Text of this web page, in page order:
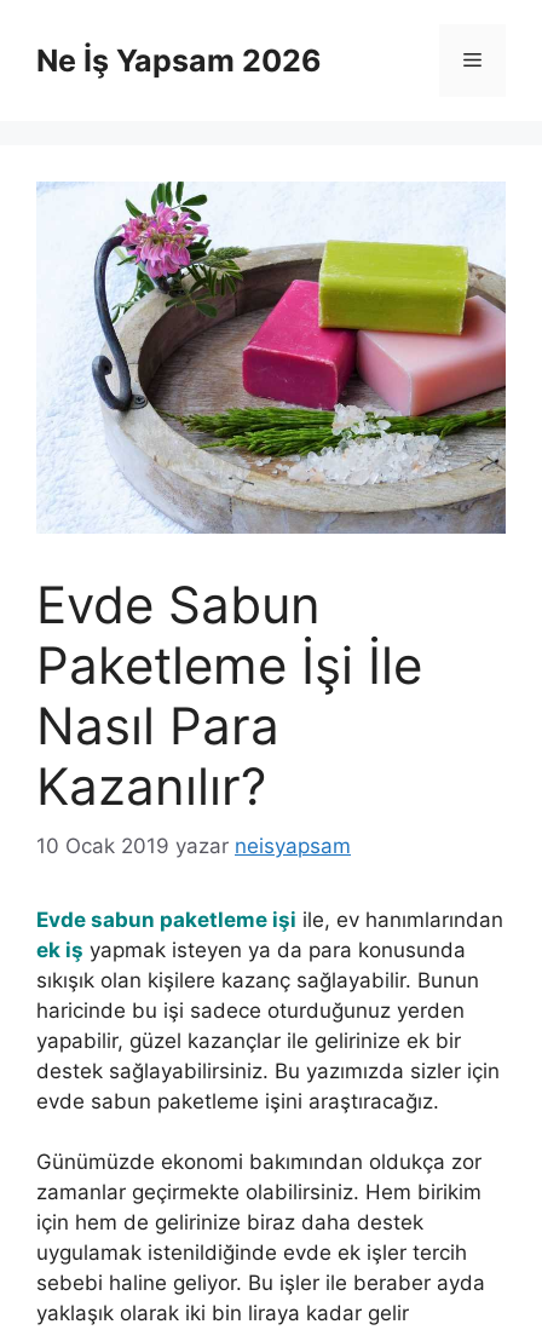
Ne İş Yapsam 2026 Menü
Evde Sabun
Paketleme İşi İle
Nasıl Para
Kazanılır?
10 Ocak 2019 yazar neisyapsam
Evde sabun paketleme işi ile, ev hanımlarından
ek iş yapmak isteyen ya da para konusunda
sıkışık olan kişilere kazanç sağlayabilir. Bunun
haricinde bu işi sadece oturduğunuz yerden
yapabilir, güzel kazançlar ile gelirinize ek bir
destek sağlayabilirsiniz. Bu yazımızda sizler için
evde sabun paketleme işini araştıracağız.
Günümüzde ekonomi bakımından oldukça zor
zamanlar geçirmekte olabilirsiniz. Hem birikim
için hem de gelirinize biraz daha destek
uygulamak istenildiğinde evde ek işler tercih
sebebi haline geliyor. Bu işler ile beraber ayda
yaklaşık olarak iki bin liraya kadar gelir